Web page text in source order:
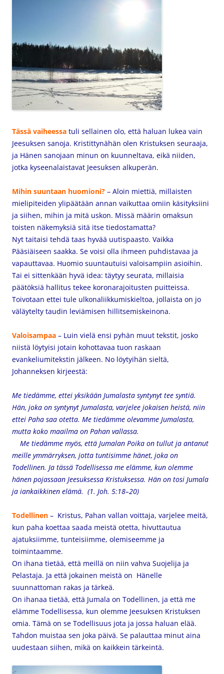
Tässä vaiheessa tuli sellainen olo, että haluan lukea vain
Jeesuksen sanoja. Kristittynähän olen Kristuksen seuraaja,
ja Hänen sanojaan minun on kuunneltava, eikä niiden,
jotka kyseenalaistavat Jeesuksen alkuperän.
Mihin suuntaan huomioni? – Aloin miettiä, millaisten
mielipiteiden ylipäätään annan vaikuttaa omiin käsityksiini
ja siihen, mihin ja mitä uskon. Missä määrin omaksun
toisten näkemyksiä sitä itse tiedostamatta?
Nyt taitaisi tehdä taas hyvää uutispaasto. Vaikka
Pääsiäiseen saakka. Se voisi olla ihmeen puhdistavaa ja
vapauttavaa. Huomio suuntautuisi valoisampiin asioihin.
Tai ei sittenkään hyvä idea: täytyy seurata, millaisia
päätöksiä hallitus tekee koronarajoitusten puitteissa.
Toivotaan ettei tule ulkonaliikkumiskieltoa, jollaista on jo
väläytelty taudin leviämisen hillitsemiskeinona.
Valoisampaa – Luin vielä ensi pyhän muut tekstit, josko
niistä löytyisi jotain kohottavaa tuon raskaan
evankeliumitekstin jälkeen. No löytyihän sieltä,
Johanneksen kirjeestä:
Me tiedämme, ettei yksikään Jumalasta syntynyt tee syntiä.
Hän, joka on syntynyt Jumalasta, varjelee jokaisen heistä, niin
ettei Paha saa otetta. Me tiedämme olevamme Jumalasta,
mutta koko maailma on Pahan vallassa.
Me tiedämme myös, että Jumalan Poika on tullut ja antanut
meille ymmärryksen, jotta tuntisimme hänet, joka on
Todellinen. Ja tässä Todellisessa me elämme, kun olemme
hänen pojassaan Jeesuksessa Kristuksessa. Hän on tosi Jumala
ja iankaikkinen elämä. (1. Joh. 5:18–20)
Todellinen – Kristus, Pahan vallan voittaja, varjelee meitä,
kun paha koettaa saada meistä otetta, hivuttautua
ajatuksiimme, tunteisiimme, olemiseemme ja
toimintaamme.
On ihana tietää, että meillä on niin vahva Suojelija ja
Pelastaja. Ja että jokainen meistä on Hänelle
suunnattoman rakas ja tärkeä.
On ihanaa tietää, että Jumala on Todellinen, ja että me
elämme Todellisessa, kun olemme Jeesuksen Kristuksen
omia. Tämä on se Todellisuus jota ja jossa haluan elää.
Tahdon muistaa sen joka päivä. Se palauttaa minut aina
uudestaan siihen, mikä on kaikkein tärkeintä.